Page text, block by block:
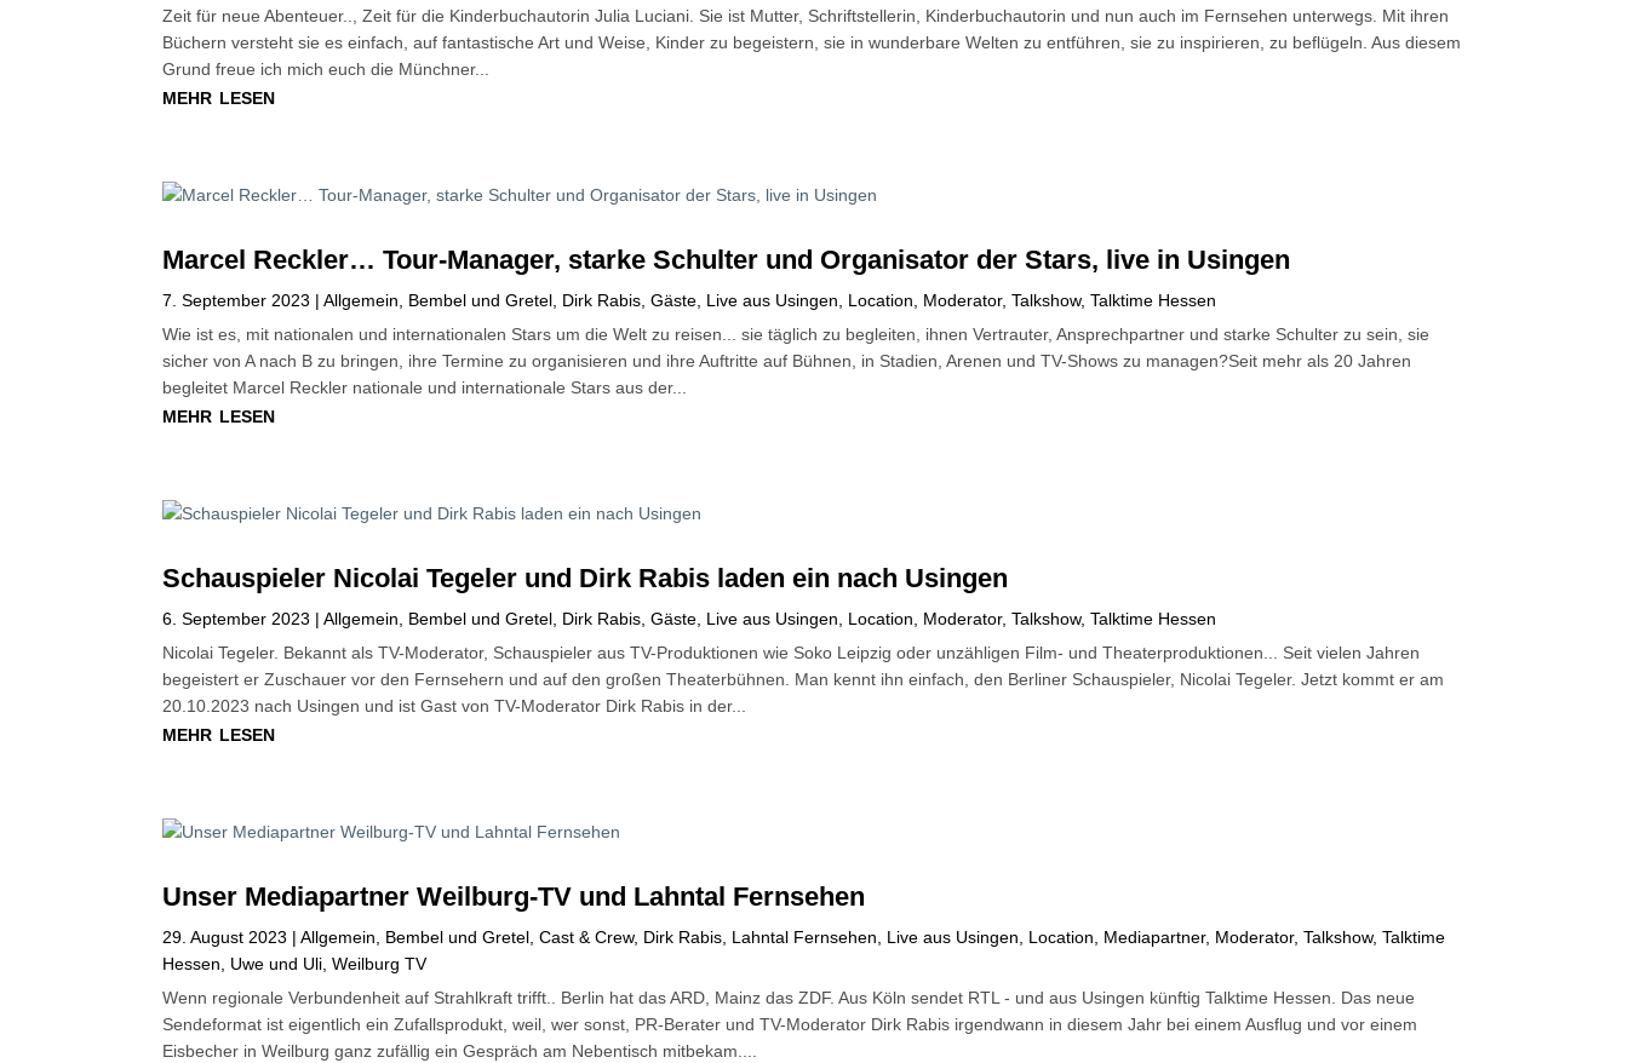
Zeit für neue Abenteuer.., Zeit für die Kinderbuchautorin Julia Luciani. Sie ist Mutter, Schriftstellerin, Kinderbuchautorin und nun auch im Fernsehen unterwegs. Mit ihren
Büchern versteht sie es einfach, auf fantastische Art und Weise, Kinder zu begeistern, sie in wunderbare Welten zu entführen, sie zu inspirieren, zu beflügeln. Aus diesem
Grund freue ich mich euch die Münchner...
mehr lesen
Marcel Reckler… Tour-Manager, starke Schulter und Organisator der Stars, live in Usingen
7. September 2023 |Allgemein, Bembel und Gretel, Dirk Rabis,Gäste, Live aus Usingen, Location, Moderator,Talkshow,Talktime Hessen
Wie ist es, mit nationalen und internationalen Stars um die Welt zu reisen... sie täglich zu begleiten, ihnen Vertrauter, Ansprechpartner und starke Schulter zu sein, sie
sicher von A nach B zu bringen, ihre Termine zu organisieren und ihre Auftritte auf Bühnen, in Stadien, Arenen und TV-Shows zu managen?Seit mehr als 20 Jahren
begleitet Marcel Reckler nationale und internationale Stars aus der...
mehr lesen
Schauspieler Nicolai Tegeler und Dirk Rabis laden ein nach Usingen
6. September 2023 |Allgemein, Bembel und Gretel, Dirk Rabis,Gäste, Live aus Usingen, Location, Moderator,Talkshow,Talktime Hessen
Nicolai Tegeler. Bekannt als TV-Moderator, Schauspieler aus TV-Produktionen wie Soko Leipzig oder unzähligen Film- und Theaterproduktionen... Seit vielen Jahren
begeistert er Zuschauer vor den Fernsehern und auf den großen Theaterbühnen. Man kennt ihn einfach, den Berliner Schauspieler, Nicolai Tegeler. Jetzt kommt er am
20.10.2023 nach Usingen und ist Gast von TV-Moderator Dirk Rabis in der...
mehr lesen
Unser Mediapartner Weilburg-TV und Lahntal Fernsehen
29. August 2023 |Allgemein, Bembel und Gretel,Cast & Crew, Dirk Rabis, Lahntal Fernsehen, Live aus Usingen, Location, Mediapartner, Moderator,Talkshow,Talktime
Hessen, Uwe und Uli,Weilburg TV
Wenn regionale Verbundenheit auf Strahlkraft trifft.. Berlin hat das ARD, Mainz das ZDF. Aus Köln sendet RTL - und aus Usingen künftig Talktime Hessen. Das neue
Sendeformat ist eigentlich ein Zufallsprodukt, weil, wer sonst, PR-Berater und TV-Moderator Dirk Rabis irgendwann in diesem Jahr bei einem Ausflug und vor einem
Eisbecher in Weilburg ganz zufällig ein Gespräch am Nebentisch mitbekam....